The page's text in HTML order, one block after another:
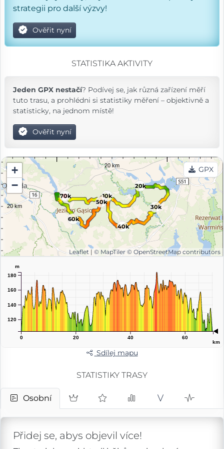
strategii pro další výzvy!
Ověřit nyní
STATISTIKA AKTIVITY
Jeden GPX nestačí? Podívej se, jak různá zařízení měří
tuto trasu, a prohlédni si statistiky měření – objektivně a
statisticky, na jednom místě!
Ověřit nyní
40k
20k
60k
10k
30k
50k
70k
+
−
GPX
Leaflet | © MapTiler © OpenStreetMap contributors
0 20 40 60
km
120
140
160
180
m
Sdílej mapu
STATISTIKY TRASY
Osobní
Přidej se, abys objevil více!